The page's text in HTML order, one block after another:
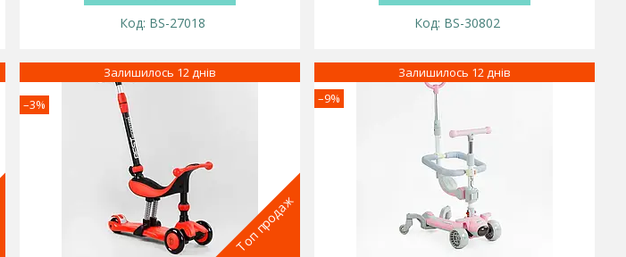
BS-27018 BS-30802
Топ продаж
–3%
Залишилось 12 днів
–9%
Залишилось 12 днів